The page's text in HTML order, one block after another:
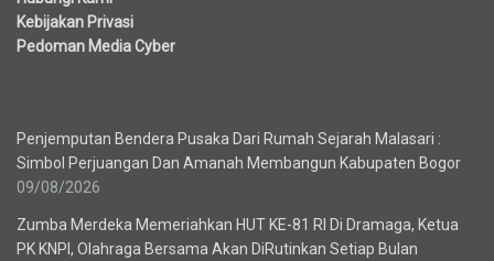
Kebijakan Privasi
Pedoman Media Cyber
Penjemputan Bendera Pusaka Dari Rumah Sejarah Malasari :
Simbol Perjuangan Dan Amanah Membangun Kabupaten Bogor
09/08/2026
Zumba Merdeka Memeriahkan HUT KE-81 RI Di Dramaga, Ketua
PK KNPI, Olahraga Bersama Akan DiRutinkan Setiap Bulan